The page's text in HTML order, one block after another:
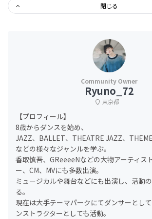
閉じる
Ryuno_72
東京都
【プロフィール】
8歳からダンスを始め、
JAZZ、BALLET、THEATRE JAZZ、
などの様々なジャンルを学ぶ。
香取慎吾、GReeeeNなどの大物アーティス
ー、CM、MVにも多数出演。
ミュージカルや舞台などにも出演し、活動
る。
現在は大手テーマパークにてダンサーとし
ンストラクターとしても活動。